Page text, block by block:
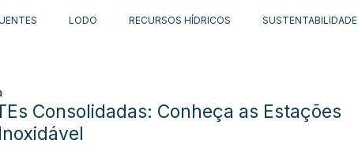
LODO RECURSOS HÍDRICOS SUSTENTABILIDADE
Consolidadas: Conheça as Estações